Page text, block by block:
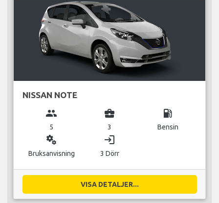
NISSAN NOTE
group
5
business_center
3
local_gas_station
Bensin
miscellaneous_services
Bruksanvisning
login
3 Dörr
VISA DETALJER...